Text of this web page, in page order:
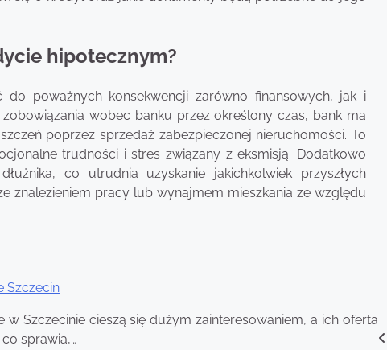
hipotecznym?
poważnych konsekwencji zarówno finansowych, jak i
wobec banku przez określony czas, bank ma
poprzez sprzedaż zabezpieczonej nieruchomości. To
trudności i stres związany z eksmisją. Dodatkowo
co utrudnia uzyskanie jakichkolwiek przyszłych
znalezieniem pracy lub wynajmem mieszkania ze względu
Szczecin
w Szczecinie cieszą się dużym zainteresowaniem, a ich oferta
sprawia,…